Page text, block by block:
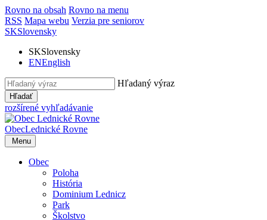
Rovno na obsah Rovno na menu
RSS Mapa webu Verzia pre seniorov
SKSlovensky
SKSlovensky
ENEnglish
Hľadaný výraz
Hľadať
rozšírené vyhľadávanie
ObecLednické Rovne
Menu
Obec
Poloha
História
Dominium Lednicz
Park
Školstvo